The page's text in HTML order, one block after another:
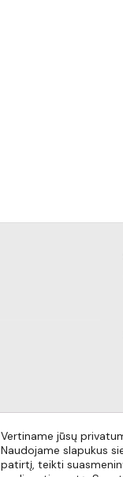
Vertiname jūsų
Naudojame slapukus
patirtį, teikti